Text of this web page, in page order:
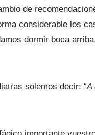
de
considerable los
dormir boca
solemos decir: “A